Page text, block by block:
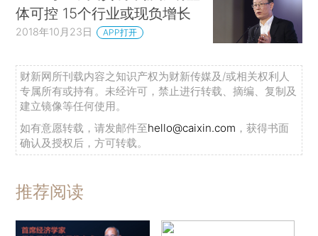
体可控 15个行业或现负增长
2018年10月23日 APP打开
财新网所刊载内容之知识产权为财新传媒及/或相关权利人
专属所有或持有。未经许可，禁止进行转载、摘编、复制及
建立镜像等任何使用。
如有意愿转载，请发邮件至hello@caixin.com ，获得书面
确认及授权后，方可转载。
推荐阅读